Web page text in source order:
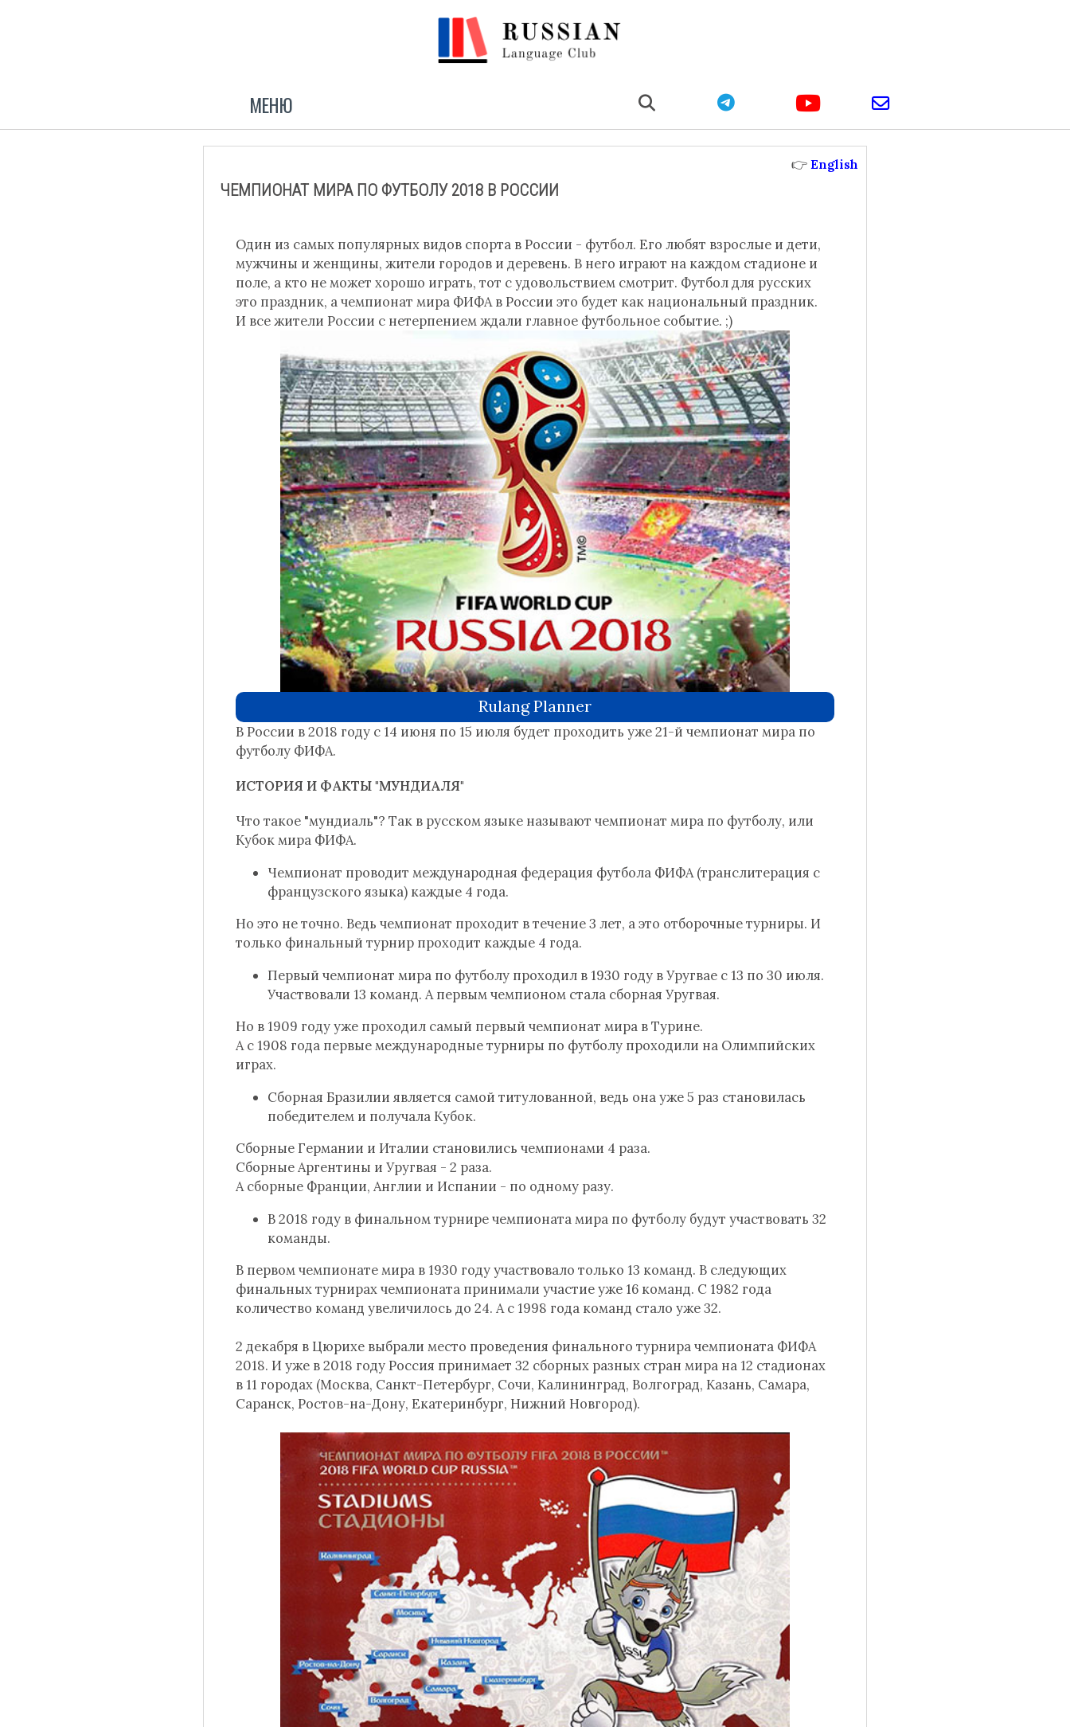
МЕНЮ email
ЧЕМПИОНАТ МИРА ПО ФУТБОЛУ 2018 В РОССИИ
Один из самых популярных видов спорта в России - футбол. Его любят взрослые и дети,
мужчины и женщины, жители городов и деревень. В него играют на каждом стадионе и
поле, а кто не может хорошо играть, тот с удовольствием смотрит. Футбол для русских
это праздник, а чемпионат мира ФИФА в России это будет как национальный праздник.
И все жители России с нетерпением ждали главное футбольное событие. ;)
Rulang Planner
В России в 2018 году с 14 июня по 15 июля будет проходить уже 21-й чемпионат мира по
футболу ФИФА.
ИСТОРИЯ И ФАКТЫ "МУНДИАЛЯ"
Что такое "мундиаль"? Так в русском языке называют чемпионат мира по футболу, или
Кубок мира ФИФА.
Чемпионат проводит международная федерация футбола ФИФА (транслитерация с
французского языка) каждые 4 года.
Но это не точно. Ведь чемпионат проходит в течение 3 лет, а это отборочные турниры. И
только финальный турнир проходит каждые 4 года.
Первый чемпионат мира по футболу проходил в 1930 году в Уругвае с 13 по 30 июля.
Участвовали 13 команд. А первым чемпионом стала сборная Уругвая.
Но в 1909 году уже проходил самый первый чемпионат мира в Турине.
А с 1908 года первые международные турниры по футболу проходили на Олимпийских
играх.
Сборная Бразилии является самой титулованной, ведь она уже 5 раз становилась
победителем и получала Кубок.
Сборные Германии и Италии становились чемпионами 4 раза.
Сборные Аргентины и Уругвая - 2 раза.
А сборные Франции, Англии и Испании - по одному разу.
В 2018 году в финальном турнире чемпионата мира по футболу будут участвовать 32
команды.
В первом чемпионате мира в 1930 году участвовало только 13 команд. В следующих
финальных турнирах чемпионата принимали участие уже 16 команд. С 1982 года
количество команд увеличилось до 24. А с 1998 года команд стало уже 32.
2 декабря в Цюрихе выбрали место проведения финального турнира чемпионата ФИФА
2018. И уже в 2018 году Россия принимает 32 сборных разных стран мира на 12 стадионах
в 11 городах (Москва, Санкт-Петербург, Сочи, Калининград, Волгоград, Казань, Самара,
Саранск, Ростов-на-Дону, Екатеринбург, Нижний Новгород).
👉 English